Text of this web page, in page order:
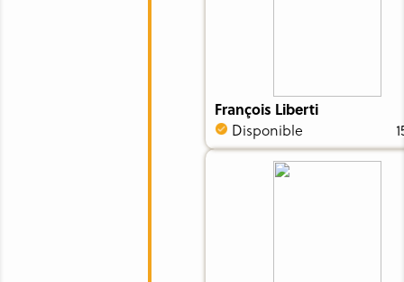
François Liberti
Disponible